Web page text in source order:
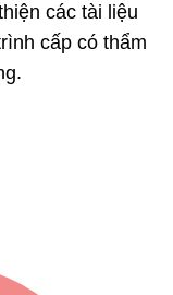
các tài liệu
cấp có thẩm